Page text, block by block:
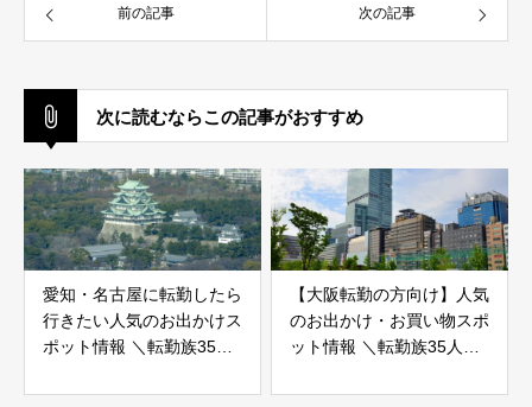
前の記事 次の記事
次に読むならこの記事がおすすめ
愛知・名古屋に転勤したら
行きたい人気のお出かけス
ポット情報 ＼転勤族35人
【大阪転勤の方向け】人気
のお出かけ・お買い物スポ
ット情報 ＼転勤族35人に